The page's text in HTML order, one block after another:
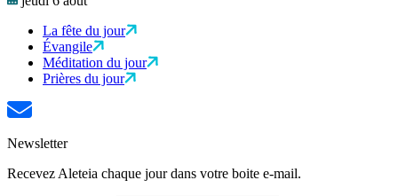
La fête du jour
Évangile
Méditation du jour
Prières du jour
Newsletter
Recevez Aleteia chaque jour dans votre boite e-mail.